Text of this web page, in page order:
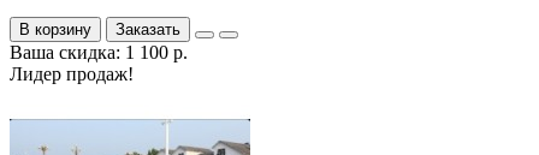
В корзину Заказать
Ваша скидка: 1 100 р.
Лидер продаж!